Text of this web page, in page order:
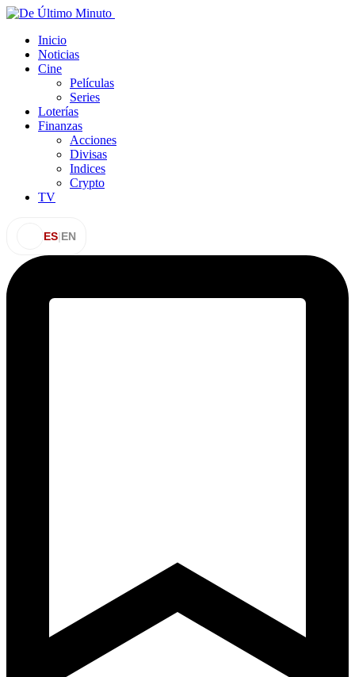
Inicio
Noticias
Cine
Películas
Series
Loterías
Finanzas
Acciones
Divisas
Indices
Crypto
TV
ES|EN